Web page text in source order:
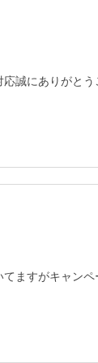
誠にありがとう
ますがキャン